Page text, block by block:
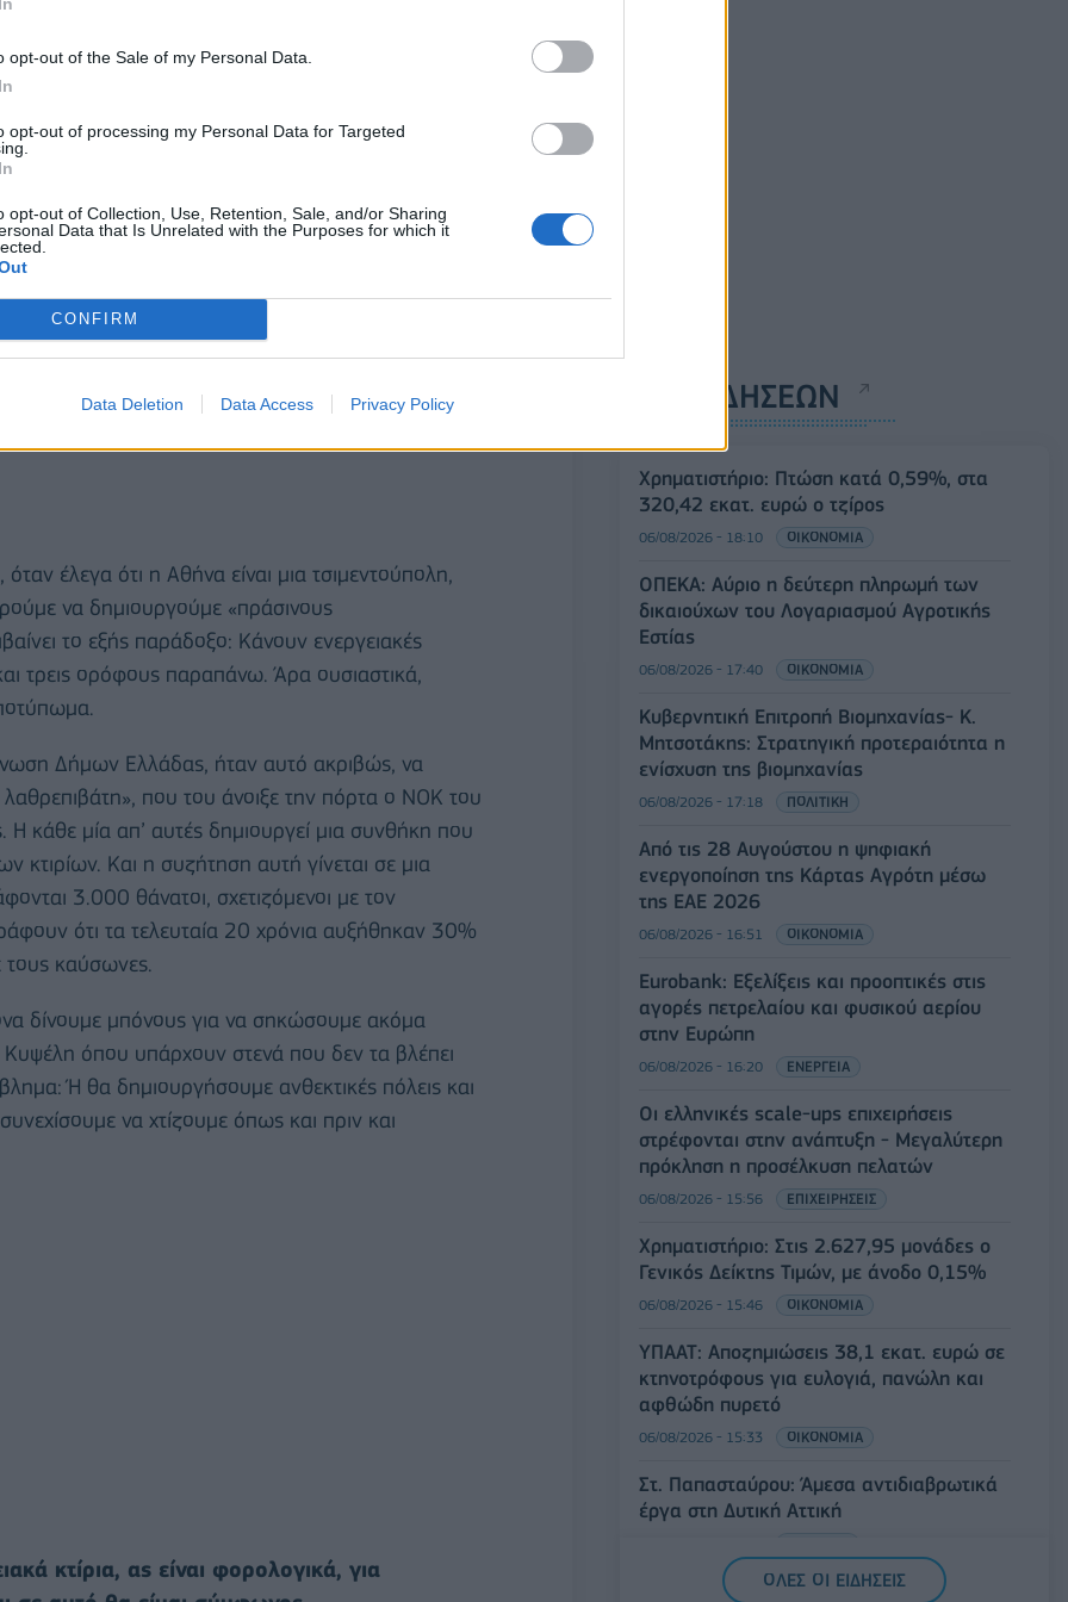
opt-out of the Sale of my Personal Data.
opt-out of processing my Personal Data for Targeted
opt-out of Collection, Use, Retention, Sale, and/or Sharing
Data that Is Unrelated with the Purposes for which it
CONFIRM
Data Deletion Data Access Privacy Policy
Επισημαίνεται ότι σύμφωνα και με τις αποφάσεις
που προ-υπήρχαν, οι οποίες προστατεύουν –
όπως αυτές που βρίσκονται γύρω από την
έλεγα ότι η Αθήνα είναι μια τσιμεντούπολη,
να δημιουργούμε «πράσινους
το εξής παράδοξο: Κάνουν ενεργειακές
τρεις ορόφους παραπάνω. Άρα ουσιαστικά,
Δήμων Ελλάδας, ήταν αυτό ακριβώς, να
που του άνοιξε την πόρτα ο ΝΟΚ του
Η κάθε μία απ’ αυτές δημιουργεί μια συνθήκη που
Και η συζήτηση αυτή γίνεται σε μια
3.000 θάνατοι, σχετιζόμενοι με τον
ότι τα τελευταία 20 χρόνια αυξήθηκαν 30%
τους καύσωνες.
δίνουμε μπόνους για να σηκώσουμε ακόμα
όπου υπάρχουν στενά που δεν τα βλέπει
Ή θα δημιουργήσουμε ανθεκτικές πόλεις και
να χτίζουμε όπως και πριν και
κτίρια, ας είναι φορολογικά, για
ΡΟΗ ΕΙΔΗΣΕΩΝ
Χρηματιστήριο: Πτώση κατά 0,59%, στα
320,42 εκατ. ευρώ ο τζίρος
06/08/2026 - 18:10 ΟΙΚΟΝΟΜΙΑ
ΟΠΕΚΑ: Αύριο η δεύτερη πληρωμή των
δικαιούχων του Λογαριασμού Αγροτικής
Εστίας
06/08/2026 - 17:40 ΟΙΚΟΝΟΜΙΑ
Κυβερνητική Επιτροπή Βιομηχανίας- Κ.
Μητσοτάκης: Στρατηγική προτεραιότητα η
ενίσχυση της βιομηχανίας
06/08/2026 - 17:18 ΠΟΛΙΤΙΚΗ
Από τις 28 Αυγούστου η ψηφιακή
ενεργοποίηση της Κάρτας Αγρότη μέσω
της ΕΑΕ 2026
06/08/2026 - 16:51 ΟΙΚΟΝΟΜΙΑ
Eurobank: Εξελίξεις και προοπτικές στις
αγορές πετρελαίου και φυσικού αερίου
στην Ευρώπη
06/08/2026 - 16:20 ΕΝΕΡΓΕΙΑ
Οι ελληνικές scale-ups επιχειρήσεις
στρέφονται στην ανάπτυξη - Μεγαλύτερη
πρόκληση η προσέλκυση πελατών
06/08/2026 - 15:56 ΕΠΙΧΕΙΡΗΣΕΙΣ
Χρηματιστήριο: Στις 2.627,95 μονάδες ο
Γενικός Δείκτης Τιμών, με άνοδο 0,15%
06/08/2026 - 15:46 ΟΙΚΟΝΟΜΙΑ
ΥΠΑΑΤ: Αποζημιώσεις 38,1 εκατ. ευρώ σε
κτηνοτρόφους για ευλογιά, πανώλη και
αφθώδη πυρετό
06/08/2026 - 15:33 ΟΙΚΟΝΟΜΙΑ
Στ. Παπασταύρου: Άμεσα αντιδιαβρωτικά
έργα στη Δυτική Αττική
Συνάλλαγμα: Το ευρώ υποχωρεί κατά
ΟΛΕΣ ΟΙ ΕΙΔΗΣΕΙΣ